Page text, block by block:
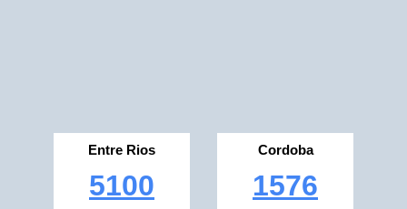
Entre Rios
5100
Cordoba
1576